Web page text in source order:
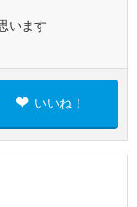
います
いいね！